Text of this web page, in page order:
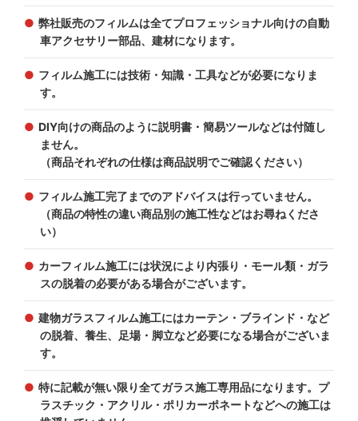
弊社販売のフィルムは全てプロフェッショナル向けの自動
車アクセサリー部品、建材になります。
フィルム施工には技術・知識・工具などが必要になりま
す。
DIY向けの商品のように説明書・簡易ツールなどは付随し
ません。
（商品それぞれの仕様は商品説明でご確認ください）
フィルム施工完了までのアドバイスは行っていません。
（商品の特性の違い商品別の施工性などはお尋ねくださ
い）
カーフィルム施工には状況により内張り・モール類・ガラ
スの脱着の必要がある場合がございます。
建物ガラスフィルム施工にはカーテン・ブラインド・など
の脱着、養生、足場・脚立など必要になる場合がございま
す。
特に記載が無い限り全てガラス施工専用品になります。プ
ラスチック・アクリル・ポリカーポネートなどへの施工は